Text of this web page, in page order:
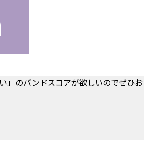
」のバンドスコアが欲しいのでぜひお